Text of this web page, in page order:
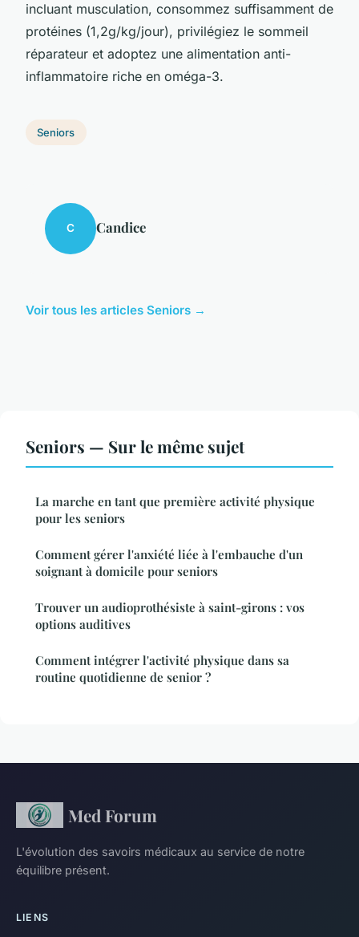
incluant musculation, consommez suffisamment de
protéines (1,2g/kg/jour), privilégiez le sommeil
réparateur et adoptez une alimentation anti-
inflammatoire riche en oméga-3.
Seniors
C Candice
Voir tous les articles Seniors →
Seniors — Sur le même sujet
La marche en tant que première activité physique
pour les seniors
Comment gérer l'anxiété liée à l'embauche d'un
soignant à domicile pour seniors
Trouver un audioprothésiste à saint-girons : vos
options auditives
Comment intégrer l'activité physique dans sa
routine quotidienne de senior ?
Med Forum
L'évolution des savoirs médicaux au service de notre
équilibre présent.
LIENS